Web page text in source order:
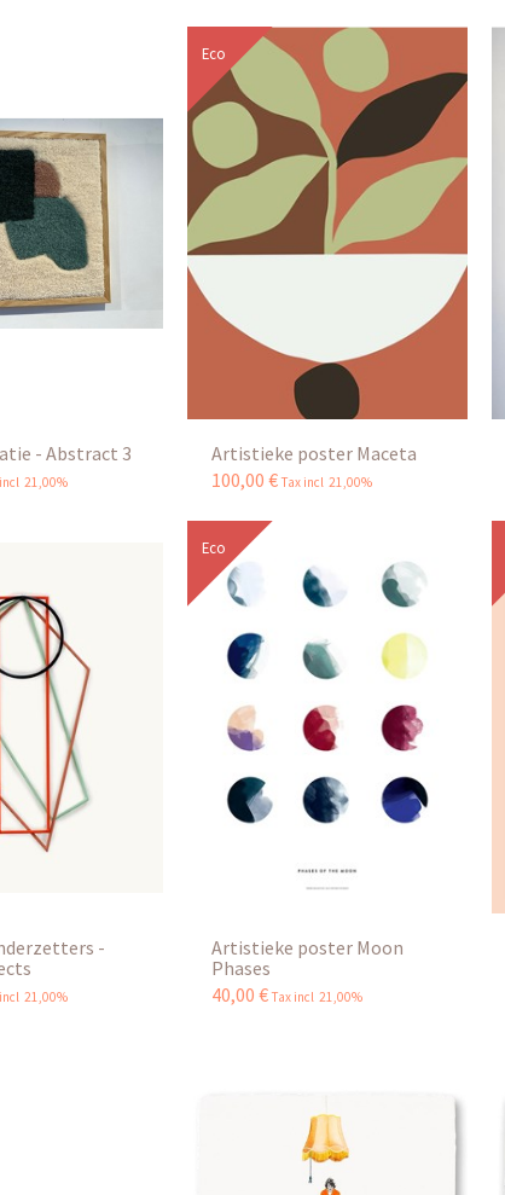
- Abstract 3
21,00%
Eco
Artistieke poster Maceta
100,00 € Tax incl 21,00%
-
21,00%
Eco
Artistieke poster Moon
Phases
40,00 € Tax incl 21,00%